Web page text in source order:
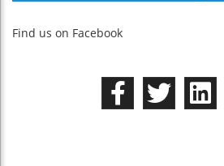
Find us on Facebook